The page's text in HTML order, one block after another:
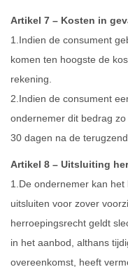
Artikel 7 – Kosten in
1.Indien de consument
komen ten hoogste de
rekening.
2.Indien de consument
ondernemer dit bedrag
30 dagen na de
Artikel 8 – Uitsluiting
1.De ondernemer kan
uitsluiten voor zover
herroepingsrecht geldt
in het aanbod, althans
overeenkomst, heeft